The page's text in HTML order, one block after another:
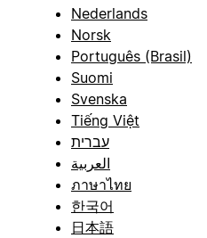
Nederlands
Norsk
Português (Brasil)
Suomi
Svenska
Tiếng Việt
עברית
العربية
ภาษาไทย
한국어
日本語